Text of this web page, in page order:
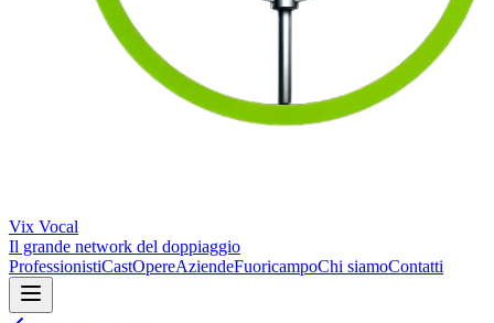
Vix Vocal
Il grande network del doppiaggio
ProfessionistiCastOpereAziendeFuoricampoChi siamoContatti